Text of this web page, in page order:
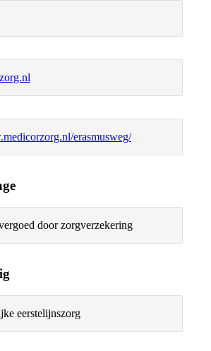
erasmusweg/
door zorgverzekering
eerstelijnszorg